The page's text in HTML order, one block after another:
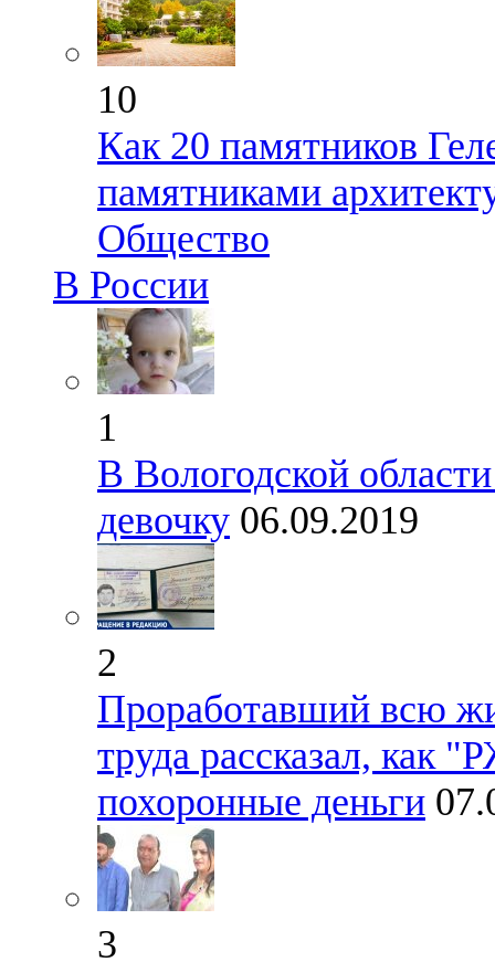
10
Как 20 памятников
памятниками
Общество
В России
1
В Вологодской
девочку 06.09.2019
2
Проработавший всю
труда рассказал, как
похоронные деньги
3